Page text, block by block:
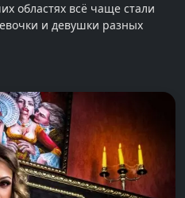
областях всё чаще стали
и девушки разных